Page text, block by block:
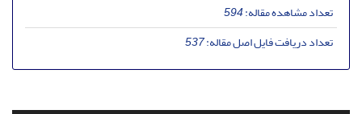
تعداد مشاهده مقاله:594
تعداد دریافت فایل اصل مقاله:537